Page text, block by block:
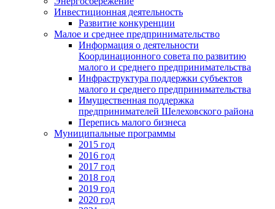
Инвестиционная деятельность
Развитие конкуренции
Малое и среднее предпринимательство
Информация о деятельности
Координационного совета по развитию
малого и среднего предпринимательства
Инфраструктура поддержки субъектов
малого и среднего предпринимательства
Имущественная поддержка
предпринимателей Шелеховского района
Перепись малого бизнеса
Муниципальные программы
2015 год
2016 год
2017 год
2018 год
2019 год
2020 год